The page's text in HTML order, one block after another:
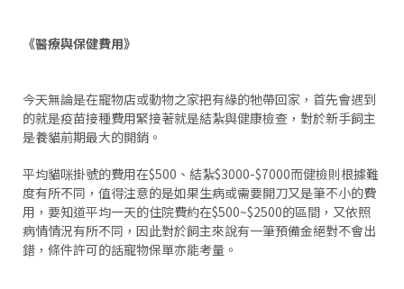
《醫療與保健費用》
今天無論是在寵物店或動物之家把有緣的牠帶回家，首先會遇到
的就是疫苗接種費用緊接著就是結紮與健康檢查，對於新手飼主
是養貓前期最大的開銷。
平均貓咪掛號的費用在$500、結紮$3000-$7000而健檢則根據難
度有所不同，值得注意的是如果生病或需要開刀又是筆不小的費
用，要知道平均一天的住院費約在$500~$2500的區間，又依照
病情情況有所不同，因此對於飼主來說有一筆預備金絕對不會出
錯，條件許可的話寵物保單亦能考量。